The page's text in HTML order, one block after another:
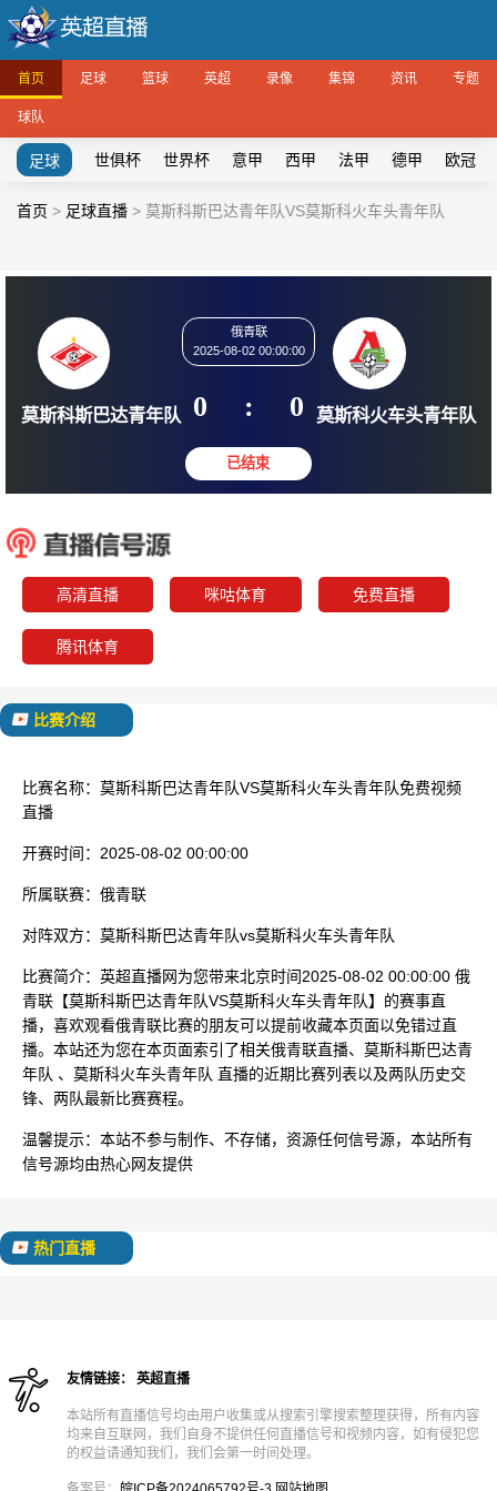
首页 足球 篮球 英超 录像 集锦 资讯 专题
球队
足球 世俱杯 世界杯 意甲 西甲 法甲 德甲 欧冠
首页 > 足球直播 > 莫斯科斯巴达青年队VS莫斯科火车头青年队
俄青联
2025-08-02 00:00:00
0 : 0
高清直播 咪咕体育 免费直播
腾讯体育
比赛介绍
比赛名称： 莫斯科斯巴达青年队VS莫斯科火车头青年队免费视频
直播
开赛时间： 2025-08-02 00:00:00
所属联赛： 俄青联
对阵双方： 莫斯科斯巴达青年队vs莫斯科火车头青年队
比赛简介： 英超直播网为您带来北京时间2025-08-02 00:00:00 俄
青联【莫斯科斯巴达青年队VS莫斯科火车头青年队】的赛事直
播，喜欢观看俄青联比赛的朋友可以提前收藏本页面以免错过直
播。本站还为您在本页面索引了相关俄青联直播、莫斯科斯巴达青
年队 、莫斯科火车头青年队 直播的近期比赛列表以及两队历史交
锋、两队最新比赛赛程。
温馨提示： 本站不参与制作、不存储，资源任何信号源，本站所有
信号源均由热心网友提供
热门直播
友情链接： 英超直播
本站所有直播信号均由用户收集或从搜索引擎搜索整理获得，所有内容
均来自互联网，我们自身不提供任何直播信号和视频内容，如有侵犯您
的权益请通知我们，我们会第一时间处理。